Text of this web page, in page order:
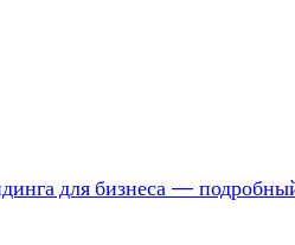
для бизнеса —